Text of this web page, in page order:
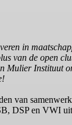
in
van de open
Mulier Instituut
van
DSP en VWI